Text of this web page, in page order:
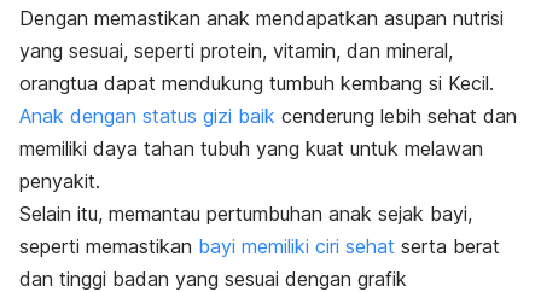
Dengan memastikan anak mendapatkan asupan nutrisi
yang sesuai, seperti protein, vitamin, dan mineral,
orangtua dapat mendukung tumbuh kembang si Kecil.
Anak dengan status gizi baik cenderung lebih sehat dan
memiliki daya tahan tubuh yang kuat untuk melawan
penyakit.
Selain itu, memantau pertumbuhan anak sejak bayi,
seperti memastikan bayi memiliki ciri sehat serta berat
dan tinggi badan yang sesuai dengan grafik